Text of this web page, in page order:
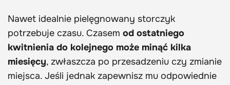
Nawet idealnie pielęgnowany storczyk
potrzebuje czasu. Czasem od ostatniego
kwitnienia do kolejnego może minąć kilka
miesięcy, zwłaszcza po przesadzeniu czy zmianie
miejsca. Jeśli jednak zapewnisz mu odpowiednie